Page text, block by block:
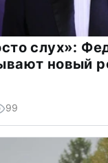
слух»:
новый
99